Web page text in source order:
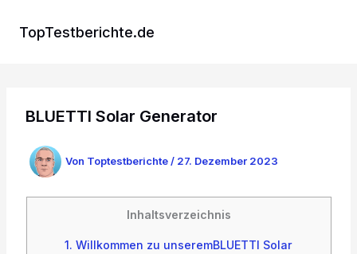
InhaltTopTestberichte.de
BLUETTI Solar Generator
Von Toptestberichte / 27. Dezember 2023
Inhaltsverzeichnis
1. Willkommen zu unseremBLUETTI Solar